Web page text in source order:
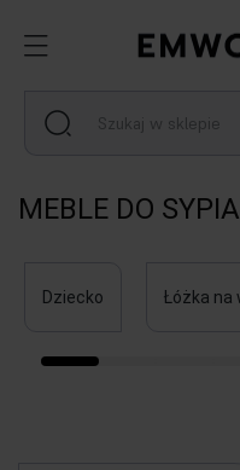
MEBLE DO
Dziecko Łóżka na